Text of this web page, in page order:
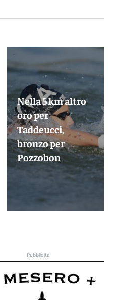
Nella 5 km altro
oro per
Taddeucci,
bronzo per
Pozzobon
Pubblicità